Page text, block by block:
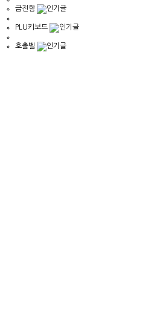
금전함
PLU키보드
호출벨